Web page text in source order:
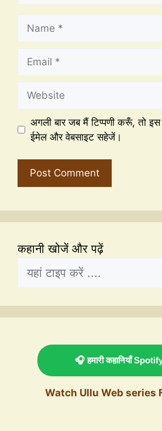
अगली बार जब मैं टिप्पणी करूँ, तो इस
ईमेल और वेबसाइट सहेजें।
कहानी खोजें और पढ़ें
🎧 हमारी कहानियाँ
Watch Ullu Web series